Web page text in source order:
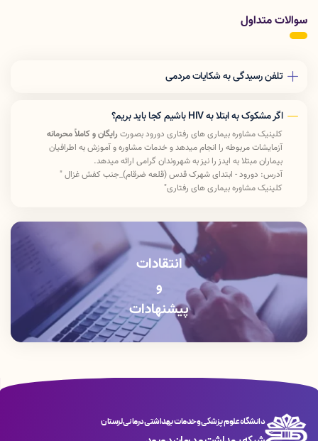
سوالات متداول
تلفن رسیدگی به شکایات مردمی
اگر مشکوک به ابتلا به HIV باشیم کجا باید بریم؟
کلینیک مشاوره بیماری های رفتاری دورود بصورت رایگان و کاملاً محرمانه
آزمایشات مربوطه را انجام میدهد وخدمات مشاوره و آموزش به اطرافیان
بیماران مبتلا به ایدز را نیز به شهروندان گرامی ارائه میدهد.
آدرس: دورود - ابتدای شهرک قدس (قلعه ضرقام)_جنب کفش غزال "
کلینیک مشاوره بیماری های رفتاری"
12:30 ظهر
انتقادات
و
پیشنهادات
دانشگاه علوم پزشکی و خدمات بهداشتی درمانی لرستان